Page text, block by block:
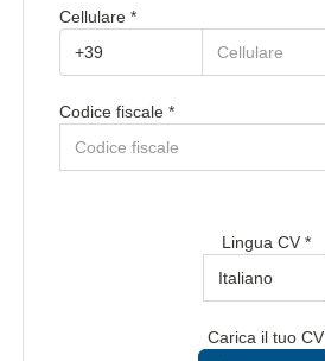
Provincia/Cantone Di Residenza
Città Di Residenza
Cellulare *
Codice fiscale *
Lingua CV *
Carica il tuo CV